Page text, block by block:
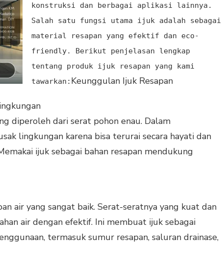
konstruksi dan berbagai aplikasi lainnya.
Salah satu fungsi utama ijuk adalah sebagai
material resapan yang efektif dan eco-
friendly. Berikut penjelasan lengkap
tentang produk ijuk resapan yang kami
tawarkan: Keunggulan Ijuk Resapan
diperoleh dari serat pohon enau. Dalam
lingkungan karena bisa terurai secara hayati dan
ijuk sebagai bahan resapan mendukung
air yang sangat baik. Serat-seratnya yang kuat dan
air dengan efektif. Ini membuat ijuk sebagai
termasuk sumur resapan, saluran drainase,